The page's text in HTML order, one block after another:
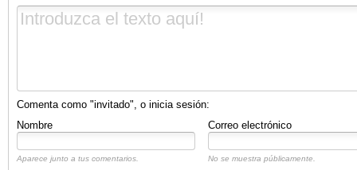
Comenta como "invitado", o inicia sesión:
Nombre
Correo electrónico
Aparece junto a tus comentarios. No se muestra públicamente.